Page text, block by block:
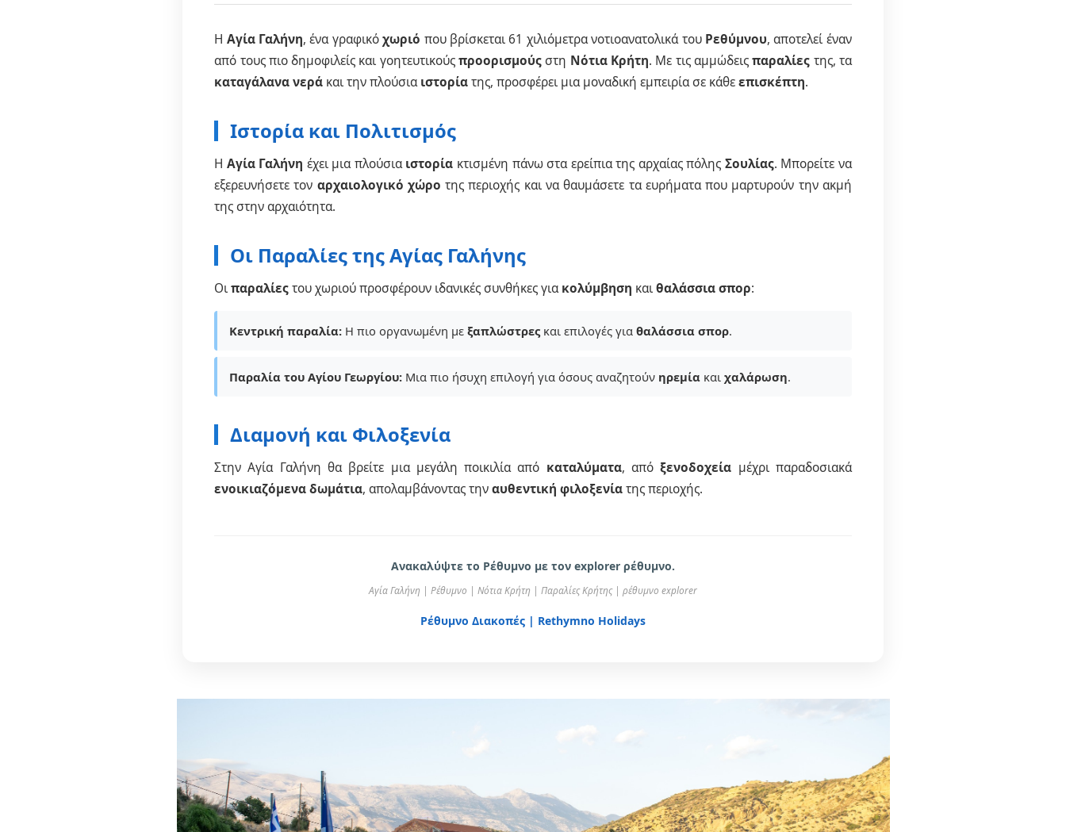
Η Αγία Γαλήνη, ένα γραφικόχωριό που βρίσκεται 61 χιλιόμετρα νοτιοανατολικά του Ρεθύμνου, αποτελεί έναν
από τους πιο δημοφιλείς και γοητευτικούςπροορισμούςστη Νότια Κρήτη. Με τις αμμώδειςπαραλίες της, τα
καταγάλανα νερά και την πλούσιαιστορίατης, προσφέρει μια μοναδική εμπειρία σε κάθεεπισκέπτη.
Ιστορία και Πολιτισμός
Η Αγία Γαλήνη έχει μια πλούσιαιστορία κτισμένη πάνω στα ερείπια της αρχαίας πόλης Σουλίας. Μπορείτε να
εξερευνήσετε τον αρχαιολογικό χώρο της περιοχής και να θαυμάσετε τα ευρήματα που μαρτυρούν την ακμή
της στην αρχαιότητα.
Οι Παραλίες της Αγίας Γαλήνης
Οιπαραλίεςτου χωριού προσφέρουν ιδανικές συνθήκες γιακολύμβηση καιθαλάσσια σπορ:
Κεντρική παραλία: Η πιο οργανωμένη μεξαπλώστρες και επιλογές γιαθαλάσσια σπορ.
Παραλία του Αγίου Γεωργίου: Μια πιο ήσυχη επιλογή για όσους αναζητούν ηρεμία καιχαλάρωση.
Διαμονή και Φιλοξενία
Στην Αγία Γαλήνη θα βρείτε μια μεγάλη ποικιλία από καταλύματα, απόξενοδοχεία μέχρι παραδοσιακά
ενοικιαζόμενα δωμάτια, απολαμβάνοντας τηναυθεντική φιλοξενίατης περιοχής.
Ανακαλύψτε το Ρέθυμνο με τον explorer ρέθυμνο.
Αγία Γαλήνη | Ρέθυμνο | Νότια Κρήτη | Παραλίες Κρήτης | ρέθυμνο explorer
Ρέθυμνο Διακοπές | Rethymno Holidays